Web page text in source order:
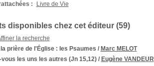
:
Livre de Vie
disponibles chez cet éditeur (59)
la recherche
prière de l'Église : les Psaumes / Marc MELOT
les uns les autres (Jn 15,12)/ Eugène VANDEUR